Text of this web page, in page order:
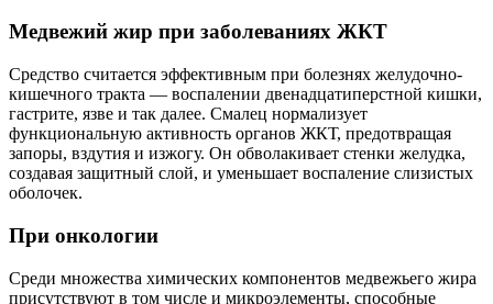
Медвежий жир при заболеваниях ЖКТ
Средство считается эффективным при болезнях желудочно-
кишечного тракта — воспалении двенадцатиперстной кишки,
гастрите, язве и так далее. Смалец нормализует
функциональную активность органов ЖКТ, предотвращая
запоры, вздутия и изжогу. Он обволакивает стенки желудка,
создавая защитный слой, и уменьшает воспаление слизистых
оболочек.
При онкологии
Среди множества химических компонентов медвежьего жира
присутствуют в том числе и микроэлементы, способные